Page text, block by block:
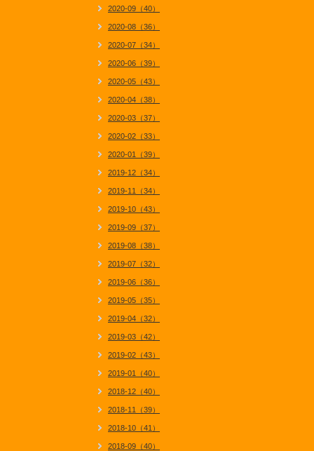
2020-09（40）
2020-08（36）
2020-07（34）
2020-06（39）
2020-05（43）
2020-04（38）
2020-03（37）
2020-02（33）
2020-01（39）
2019-12（34）
2019-11（34）
2019-10（43）
2019-09（37）
2019-08（38）
2019-07（32）
2019-06（36）
2019-05（35）
2019-04（32）
2019-03（42）
2019-02（43）
2019-01（40）
2018-12（40）
2018-11（39）
2018-10（41）
2018-09（40）